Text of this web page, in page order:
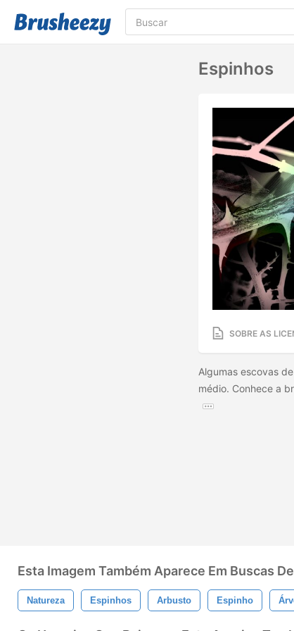
Espinhos
SOBRE AS
Algumas escovas
médio. Conhece a
Esta Imagem Também Aparece Em Buscas De
Natureza Espinhos Arbusto Espinho